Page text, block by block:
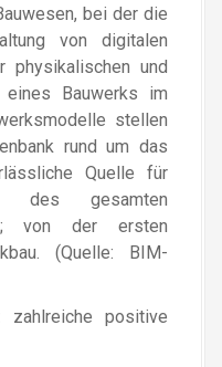
bei der die
von digitalen
physikalischen und
eines Bauwerks im
stellen
rund um das
Quelle für
des gesamten
von der ersten
(Quelle: BIM-
positive